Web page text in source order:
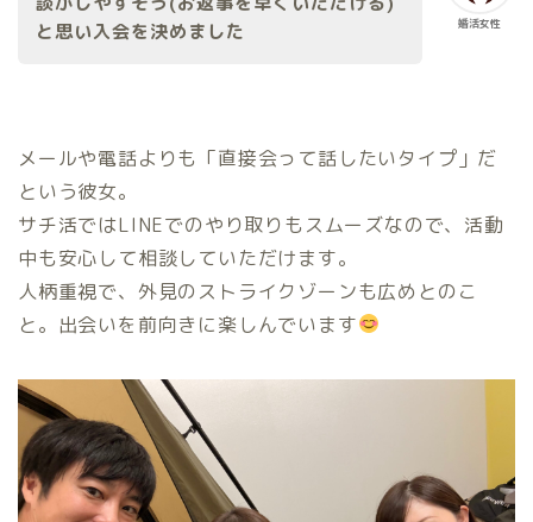
婚活女性
と思い入会を決めました
メールや電話よりも「直接会って話したいタイプ」だ
という彼女。
サチ活ではLINEでのやり取りもスムーズなので、活動
中も安心して相談していただけます。
人柄重視で、外見のストライクゾーンも広めとのこ
と。出会いを前向きに楽しんでいます